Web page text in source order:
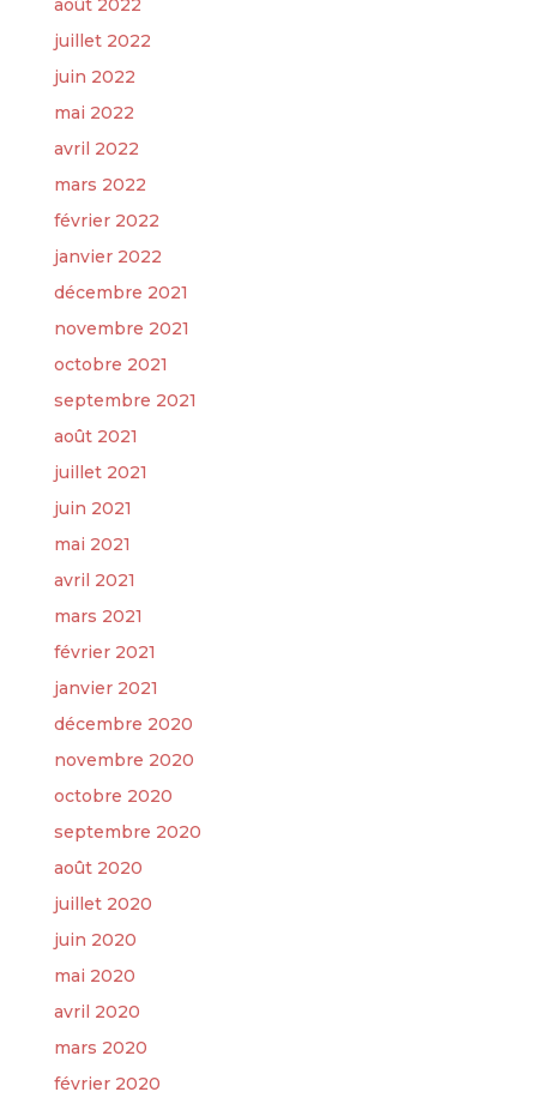
août 2022
juillet 2022
juin 2022
mai 2022
avril 2022
mars 2022
février 2022
janvier 2022
décembre 2021
novembre 2021
octobre 2021
septembre 2021
août 2021
juillet 2021
juin 2021
mai 2021
avril 2021
mars 2021
février 2021
janvier 2021
décembre 2020
novembre 2020
octobre 2020
septembre 2020
août 2020
juillet 2020
juin 2020
mai 2020
avril 2020
mars 2020
février 2020